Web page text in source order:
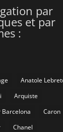
par
et par
:
Anatole
Arquiste
Barcelona
Caron
Chanel